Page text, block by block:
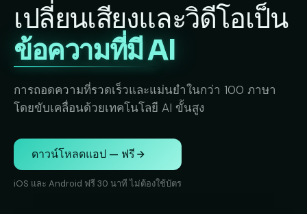
เปลี่ยนเสียงและวิดีโอเป็น
ข้อความที่มี AI
การถอดความที่รวดเร็วและแม่นยำในกว่า 100 ภาษา
โดยขับเคลื่อนด้วยเทคโนโลยี AI ขั้นสูง
ดาวน์โหลดแอป — ฟรี
iOS และ Android ฟรี 30 นาที ไม่ต้องใช้บัตร